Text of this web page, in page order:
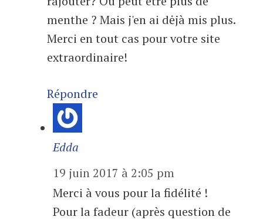
menthe ? Mais j'en ai dėjà mis plus.
Merci en tout cas pour votre site
extraordinaire!
Répondre
Edda
19 juin 2017 à 2:05 pm
Merci à vous pour la fidélité !
Pour la fadeur (après question de